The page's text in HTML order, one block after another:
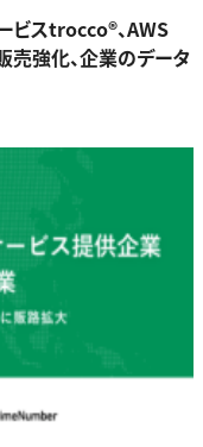
スtrocco®、AWS
強化、企業のデータ